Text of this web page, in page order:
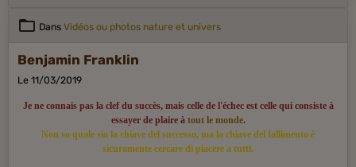
Dans Vidéos ou photos nature et univers
Benjamin Franklin
Le 11/03/2019
Je ne connais pas la clef du succès, mais celle de l'échec est celle qui consiste à
essayer de plaire à tout le monde.
Non so quale sia la chiave del successo, ma la chiave del fallimento è
sicuramente cercare di piacere a tutti.